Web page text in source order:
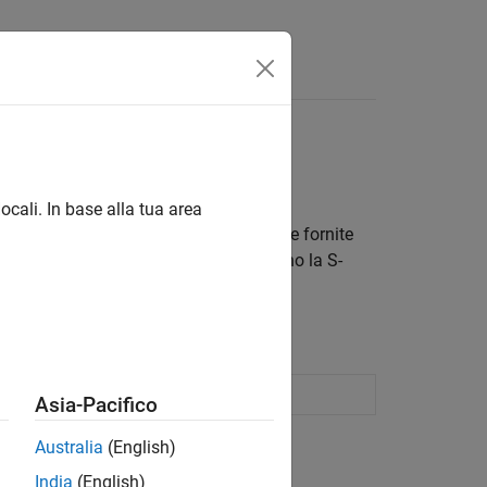
Function Builder
automatica di S-function
C/C++ utilizzando le specifiche fornite
generata nei modelli che utilizzano la S-
S-function
In base alla tua area
Asia-Pacifico
Australia (English)
India (English)